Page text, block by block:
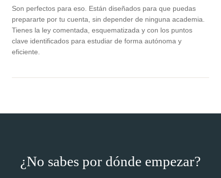
Son perfectos para eso. Están diseñados para que puedas
prepararte por tu cuenta, sin depender de ninguna academia.
Tienes la ley comentada, esquematizada y con los puntos
clave identificados para estudiar de forma autónoma y
eficiente.
¿No sabes por dónde empezar?